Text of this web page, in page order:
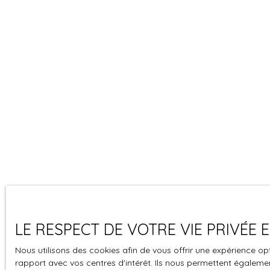
LE RESPECT DE VOTRE VIE PRIVÉE
Nous utilisons des cookies afin de vous offrir une expérience
rapport avec vos centres d'intérêt. Ils nous permettent